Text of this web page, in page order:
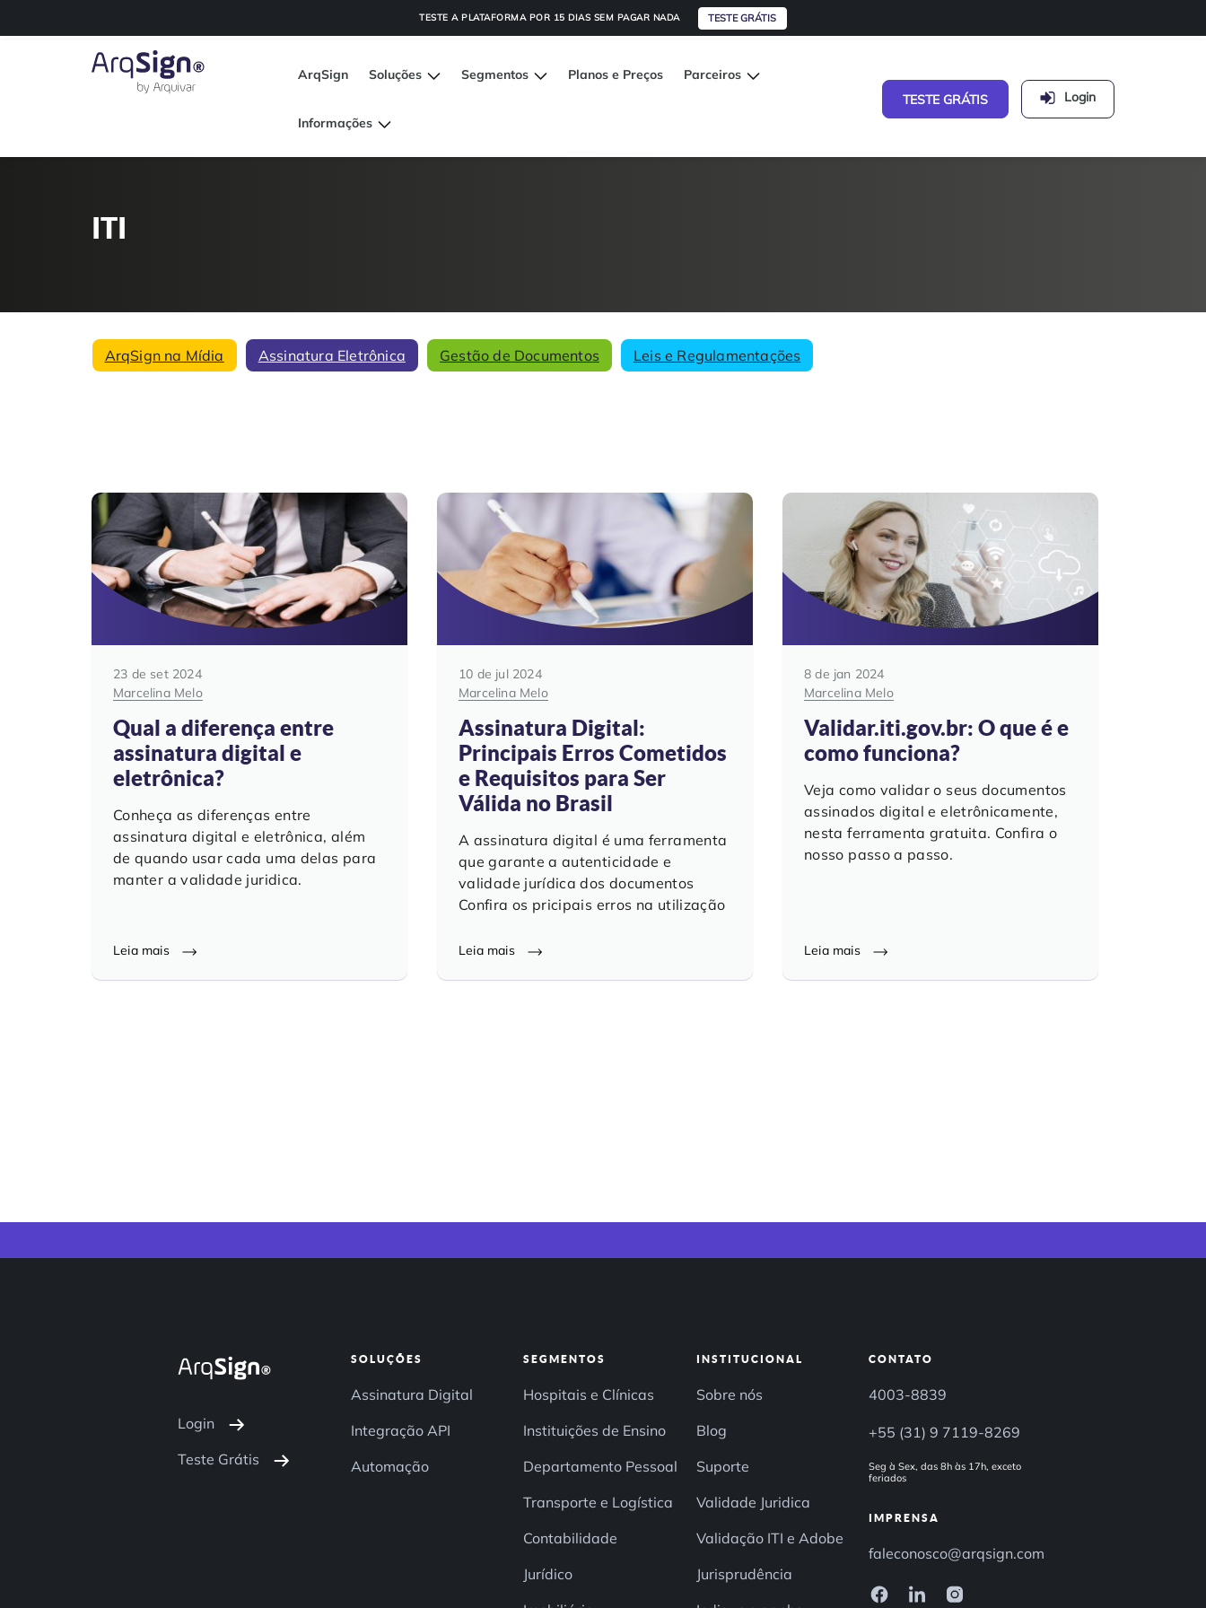
TESTE A PLATAFORMA POR 15 DIAS SEM PAGAR NADA TESTE GRÁTIS
ArqSign Soluções Segmentos Planos e Preços Parceiros
Informações
TESTE GRÁTIS Login
ITI
ArqSign na Mídia Assinatura Eletrônica Gestão de Documentos Leis e Regulamentações
23 de set 2024
Marcelina Melo
Qual a diferença entre
assinatura digital e
eletrônica?
Conheça as diferenças entre
assinatura digital e eletrônica, além
de quando usar cada uma delas para
manter a validade juridica.
Leia mais
10 de jul 2024
Marcelina Melo
Assinatura Digital:
Principais Erros Cometidos
e Requisitos para Ser
Válida no Brasil
A assinatura digital é uma ferramenta
que garante a autenticidade e
validade jurídica dos documentos
Confira os pricipais erros na utilização
Leia mais
8 de jan 2024
Marcelina Melo
Validar.iti.gov.br: O que é e
como funciona?
Veja como validar o seus documentos
assinados digital e eletrônicamente,
nesta ferramenta gratuita. Confira o
nosso passo a passo.
Leia mais
Login
Teste Grátis
SOLUÇÕES
Assinatura Digital
Integração API
Automação
SEGMENTOS
Hospitais e Clínicas
Instituições de Ensino
Departamento Pessoal
Transporte e Logística
Contabilidade
Jurídico
INSTITUCIONAL
Sobre nós
Blog
Suporte
Validade Juridica
Validação ITI e Adobe
Jurisprudência
CONTATO
4003-8839
+55 (31) 9 7119-8269
Seg à Sex, das 8h às 17h, exceto
feriados
IMPRENSA
faleconosco@arqsign.com